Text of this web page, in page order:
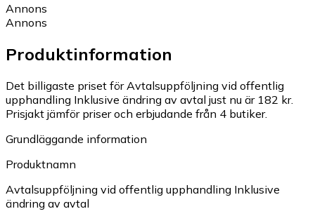
Annons
Annons
Produktinformation
Det billigaste priset för Avtalsuppföljning vid offentlig
upphandling Inklusive ändring av avtal just nu är 182 kr.
Prisjakt jämför priser och erbjudande från 4 butiker.
Grundläggande information
Produktnamn
Avtalsuppföljning vid offentlig upphandling Inklusive
ändring av avtal